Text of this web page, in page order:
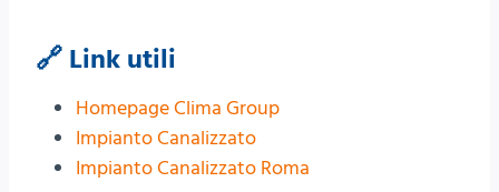
🔗 Link utili
Homepage Clima Group
Impianto Canalizzato
Impianto Canalizzato Roma